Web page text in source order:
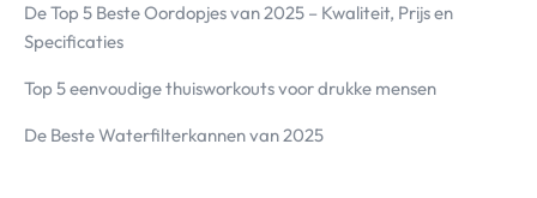
De Top 5 Beste Oordopjes van 2025 – Kwaliteit, Prijs en
Specificaties
Top 5 eenvoudige thuisworkouts voor drukke mensen
De Beste Waterfilterkannen van 2025